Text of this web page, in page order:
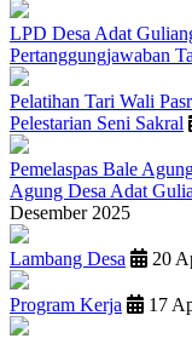
LPD Desa Adat
Pertanggungjawaban
Pelatihan Tari Wali
Pelestarian Seni Sakral
Pemelaspas Bale
Agung Desa Adat
Desember 2025
Lambang Desa 20
Program Kerja 17